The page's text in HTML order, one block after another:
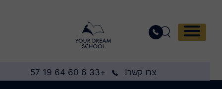
צרו קשר! +33 6 60 64 19 57